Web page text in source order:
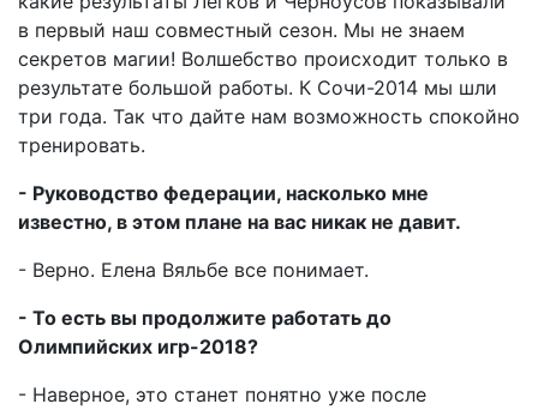
в первый наш совместный сезон. Мы не знаем
секретов магии! Волшебство происходит только в
результате большой работы. К Сочи-2014 мы шли
три года. Так что дайте нам возможность спокойно
тренировать.
- Руководство федерации, насколько мне
известно, в этом плане на вас никак не давит.
- Верно. Елена Вяльбе все понимает.
- То есть вы продолжите работать до
Олимпийских игр-2018?
- Наверное, это станет понятно уже после